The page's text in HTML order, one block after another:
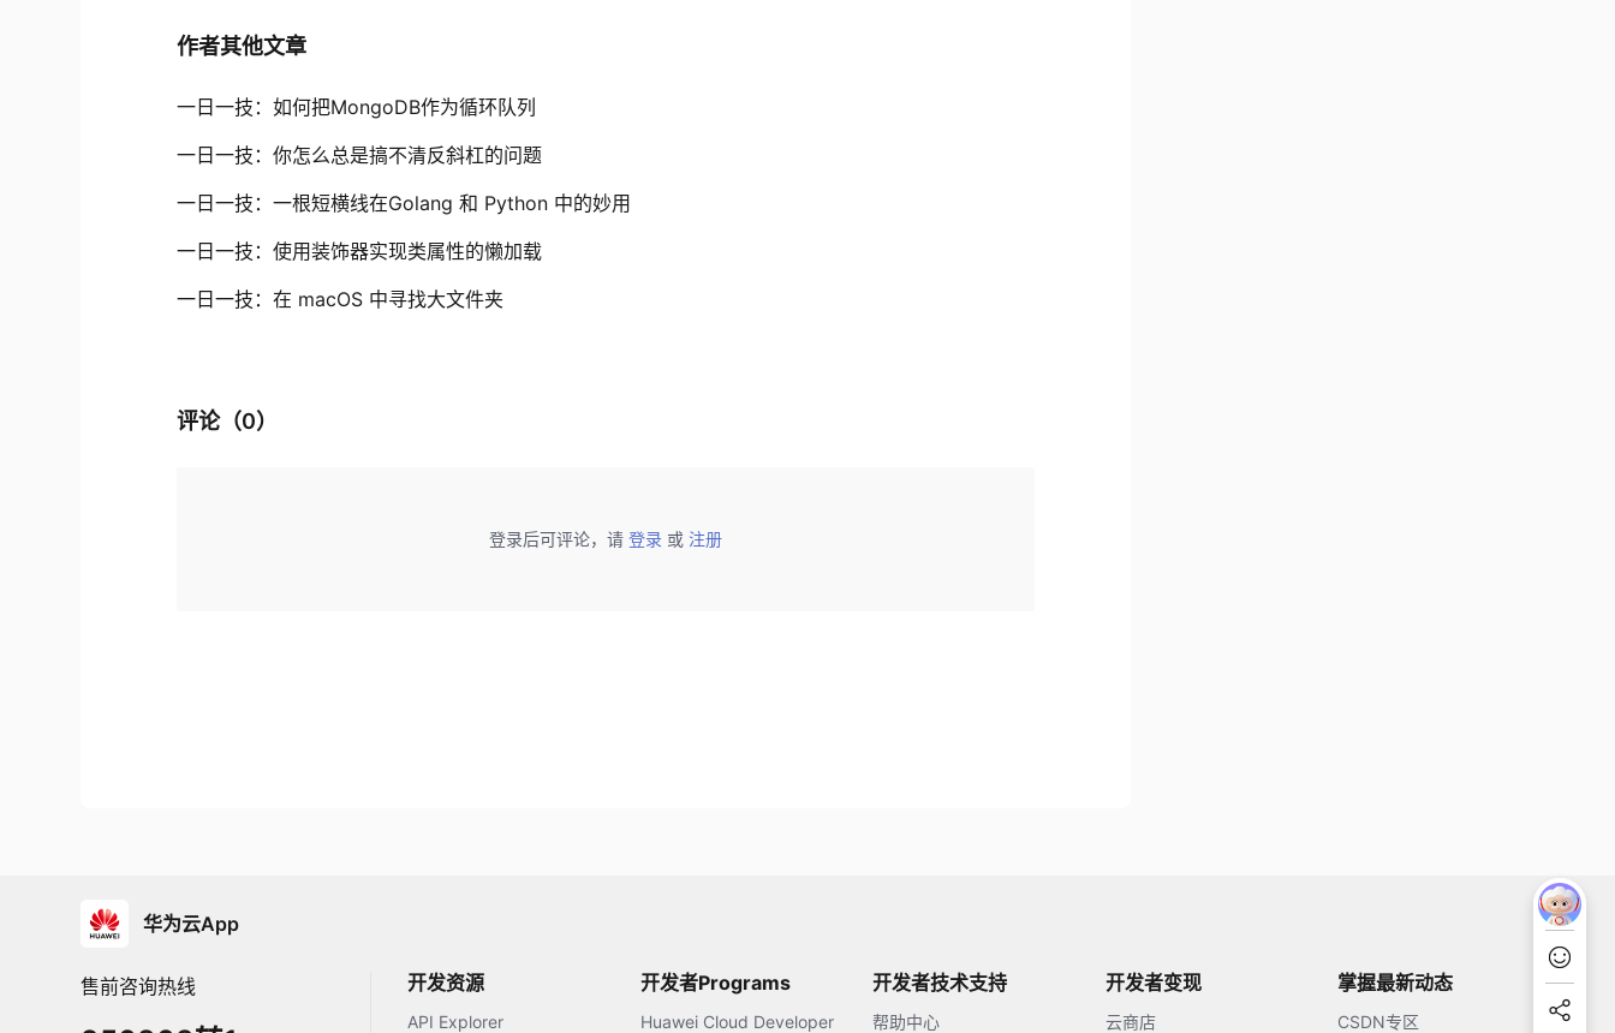
作者其他文章
一日一技：如何把MongoDB作为循环队列
一日一技：你怎么总是搞不清反斜杠的问题
一日一技：一根短横线在Golang 和 Python 中的妙用
一日一技：使用装饰器实现类属性的懒加载
一日一技：在 macOS 中寻找大文件夹
评论（0）
登录后可评论，请 登录 或 注册
华为云App
售前咨询热线 开发资源
API Explorer
开发者Programs
Huawei Cloud Developer
开发者技术支持
帮助中心
开发者变现
云商店
掌握最新动态
CSDN专区